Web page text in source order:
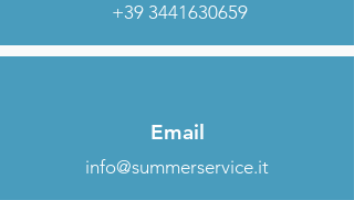
+39 3441630659
Email
info@summerservice.it